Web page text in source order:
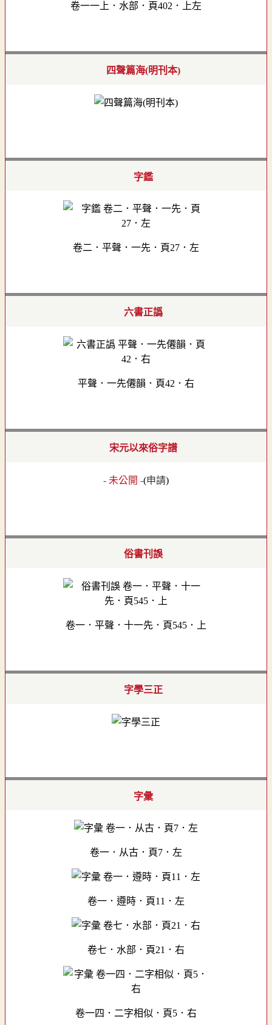
卷一一上．水部．頁402．上左
四聲篇海(明刊本)
字鑑
卷二．平聲．一先．頁27．左
六書正譌
平聲．一先僊韻．頁42．右
宋元以來俗字譜
- 未公開 -(申請)
俗書刊誤
卷一．平聲．十一先．頁545．上
字學三正
字彙
卷一．从古．頁7．左
卷一．遵時．頁11．左
卷七．水部．頁21．右
卷一四．二字相似．頁5．右